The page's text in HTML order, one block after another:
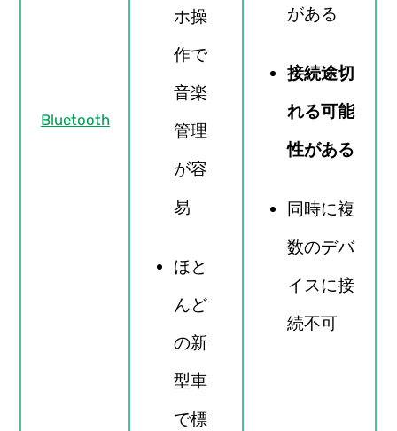
Bluetooth
ホ操
作で
音楽
管理
が容
易
ほと
んど
の新
型車
で標
がある
接続途切
れる可能
性がある
同時に複
数のデバ
イスに接
続不可